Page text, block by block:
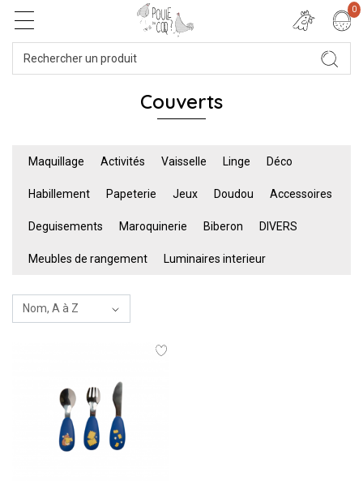
0
Couverts
Maquillage Activités Vaisselle Linge Déco
Habillement Papeterie Jeux Doudou Accessoires
Deguisements Maroquinerie Biberon DIVERS
Meubles de rangement Luminaires interieur